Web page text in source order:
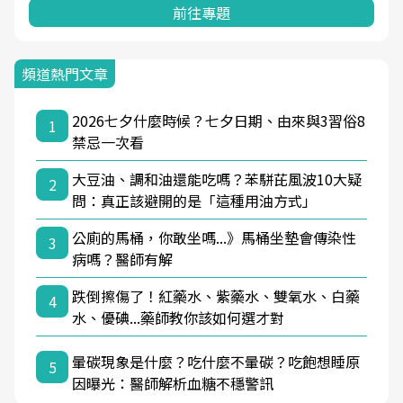
前往專題
頻道熱門文章
1
2026七夕什麼時候？七夕日期、由來與3習俗8
禁忌一次看
2
大豆油、調和油還能吃嗎？苯駢芘風波10大疑
問：真正該避開的是「這種用油方式」
3
公廁的馬桶，你敢坐嗎...》馬桶坐墊會傳染性
病嗎？醫師有解
4
跌倒擦傷了！紅藥水、紫藥水、雙氧水、白藥
水、優碘...藥師教你該如何選才對
5
暈碳現象是什麼？吃什麼不暈碳？吃飽想睡原
因曝光：醫師解析血糖不穩警訊